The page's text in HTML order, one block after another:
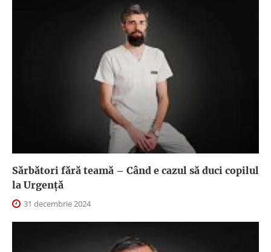
Sărbători fără teamă – Când e cazul să duci copilul
la Urgență
31 decembrie 2024